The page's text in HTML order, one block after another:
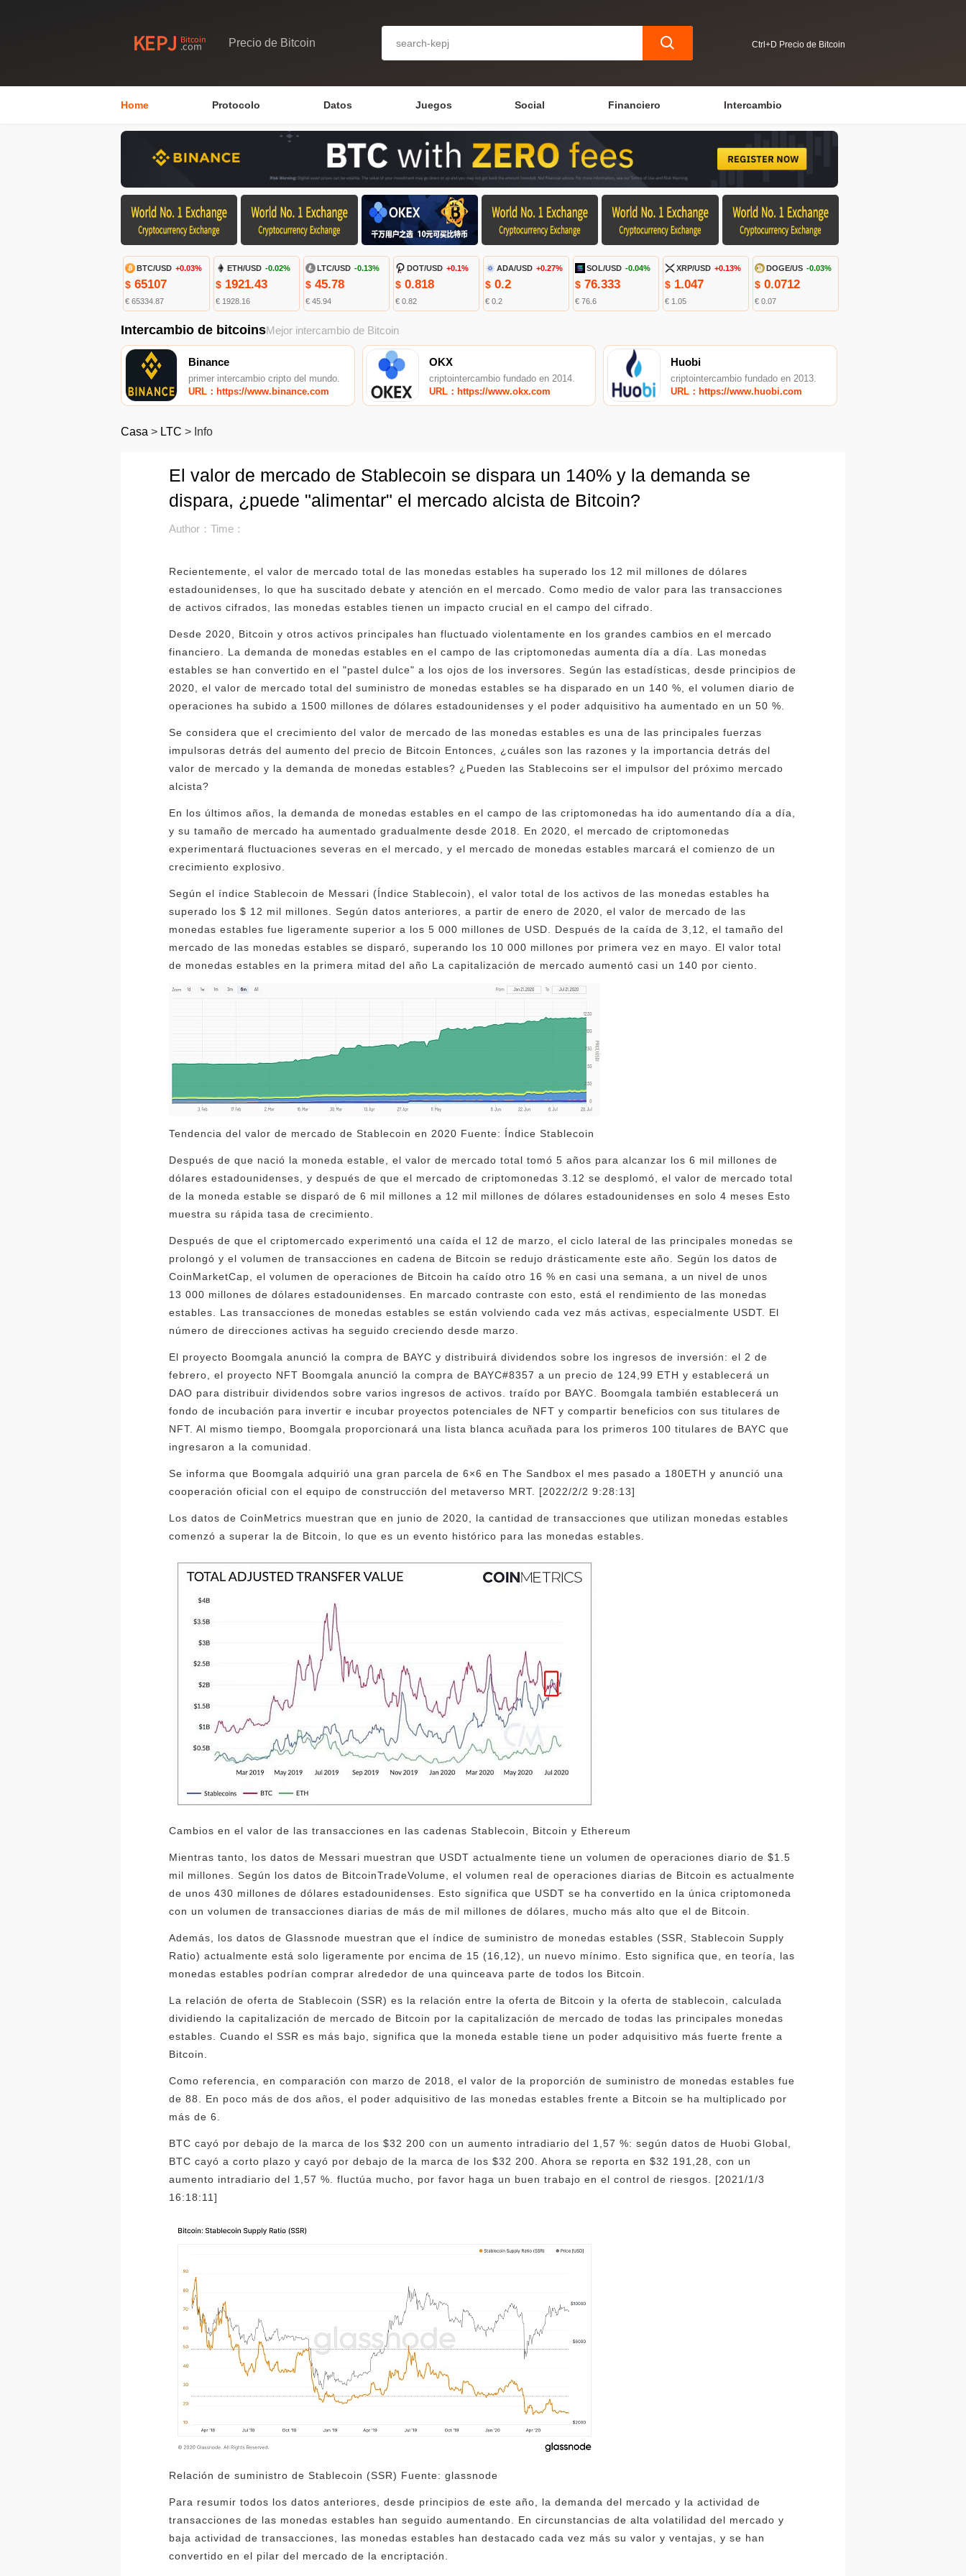
Precio de Bitcoin Ctrl+D Precio de Bitcoin
Home Protocolo Datos Juegos Social Financiero Intercambio
BTC/USD +0.03%
$ 65107
€ 65334.87
ETH/USD -0.02%
$1921.43
€ 1928.16
LTC/USD -0.13%
$45.78
€ 45.94
DOT/USD +0.1%
$0.818
€ 0.82
ADA/USD +0.27%
$0.2
€ 0.2
SOL/USD -0.04%
$ 76.333
€ 76.6
XRP/USD +0.13%
$ 1.047
€ 1.05
DOGE/US -0.03%
$ 0.0712
€ 0.07
Intercambio de bitcoinsMejor intercambio de Bitcoin
Binance
primer intercambio cripto del mundo.
URL：https://www.binance.com
OKX
criptointercambio fundado en 2014.
URL：https://www.okx.com
Huobi
criptointercambio fundado en 2013.
URL：https://www.huobi.com
Casa > LTC > Info
El valor de mercado de Stablecoin se dispara un 140% y la demanda se
dispara, ¿puede "alimentar" el mercado alcista de Bitcoin?
Author：Time：
Recientemente, el valor de mercado total de las monedas estables ha superado los 12 mil millones de dólares
estadounidenses, lo que ha suscitado debate y atención en el mercado. Como medio de valor para las transacciones
de activos cifrados, las monedas estables tienen un impacto crucial en el campo del cifrado.
Desde 2020, Bitcoin y otros activos principales han fluctuado violentamente en los grandes cambios en el mercado
financiero. La demanda de monedas estables en el campo de las criptomonedas aumenta día a día. Las monedas
estables se han convertido en el "pastel dulce" a los ojos de los inversores. Según las estadísticas, desde principios de
2020, el valor de mercado total del suministro de monedas estables se ha disparado en un 140 %, el volumen diario de
operaciones ha subido a 1500 millones de dólares estadounidenses y el poder adquisitivo ha aumentado en un 50 %.
Se considera que el crecimiento del valor de mercado de las monedas estables es una de las principales fuerzas
impulsoras detrás del aumento del precio de Bitcoin Entonces, ¿cuáles son las razones y la importancia detrás del
valor de mercado y la demanda de monedas estables? ¿Pueden las Stablecoins ser el impulsor del próximo mercado
alcista?
En los últimos años, la demanda de monedas estables en el campo de las criptomonedas ha ido aumentando día a día,
y su tamaño de mercado ha aumentado gradualmente desde 2018. En 2020, el mercado de criptomonedas
experimentará fluctuaciones severas en el mercado, y el mercado de monedas estables marcará el comienzo de un
crecimiento explosivo.
Según el índice Stablecoin de Messari (Índice Stablecoin), el valor total de los activos de las monedas estables ha
superado los $ 12 mil millones. Según datos anteriores, a partir de enero de 2020, el valor de mercado de las
monedas estables fue ligeramente superior a los 5 000 millones de USD. Después de la caída de 3,12, el tamaño del
mercado de las monedas estables se disparó, superando los 10 000 millones por primera vez en mayo. El valor total
de monedas estables en la primera mitad del año La capitalización de mercado aumentó casi un 140 por ciento.
Tendencia del valor de mercado de Stablecoin en 2020 Fuente: Índice Stablecoin
Después de que nació la moneda estable, el valor de mercado total tomó 5 años para alcanzar los 6 mil millones de
dólares estadounidenses, y después de que el mercado de criptomonedas 3.12 se desplomó, el valor de mercado total
de la moneda estable se disparó de 6 mil millones a 12 mil millones de dólares estadounidenses en solo 4 meses Esto
muestra su rápida tasa de crecimiento.
Después de que el criptomercado experimentó una caída el 12 de marzo, el ciclo lateral de las principales monedas se
prolongó y el volumen de transacciones en cadena de Bitcoin se redujo drásticamente este año. Según los datos de
CoinMarketCap, el volumen de operaciones de Bitcoin ha caído otro 16 % en casi una semana, a un nivel de unos
13 000 millones de dólares estadounidenses. En marcado contraste con esto, está el rendimiento de las monedas
estables. Las transacciones de monedas estables se están volviendo cada vez más activas, especialmente USDT. El
número de direcciones activas ha seguido creciendo desde marzo.
El proyecto Boomgala anunció la compra de BAYC y distribuirá dividendos sobre los ingresos de inversión: el 2 de
febrero, el proyecto NFT Boomgala anunció la compra de BAYC#8357 a un precio de 124,99 ETH y establecerá un
DAO para distribuir dividendos sobre varios ingresos de activos. traído por BAYC. Boomgala también establecerá un
fondo de incubación para invertir e incubar proyectos potenciales de NFT y compartir beneficios con sus titulares de
NFT. Al mismo tiempo, Boomgala proporcionará una lista blanca acuñada para los primeros 100 titulares de BAYC que
ingresaron a la comunidad.
Se informa que Boomgala adquirió una gran parcela de 6×6 en The Sandbox el mes pasado a 180ETH y anunció una
cooperación oficial con el equipo de construcción del metaverso MRT. [2022/2/2 9:28:13]
Los datos de CoinMetrics muestran que en junio de 2020, la cantidad de transacciones que utilizan monedas estables
comenzó a superar la de Bitcoin, lo que es un evento histórico para las monedas estables.
Cambios en el valor de las transacciones en las cadenas Stablecoin, Bitcoin y Ethereum
Mientras tanto, los datos de Messari muestran que USDT actualmente tiene un volumen de operaciones diario de $1.5
mil millones. Según los datos de BitcoinTradeVolume, el volumen real de operaciones diarias de Bitcoin es actualmente
de unos 430 millones de dólares estadounidenses. Esto significa que USDT se ha convertido en la única criptomoneda
con un volumen de transacciones diarias de más de mil millones de dólares, mucho más alto que el de Bitcoin.
Además, los datos de Glassnode muestran que el índice de suministro de monedas estables (SSR, Stablecoin Supply
Ratio) actualmente está solo ligeramente por encima de 15 (16,12), un nuevo mínimo. Esto significa que, en teoría, las
monedas estables podrían comprar alrededor de una quinceava parte de todos los Bitcoin.
La relación de oferta de Stablecoin (SSR) es la relación entre la oferta de Bitcoin y la oferta de stablecoin, calculada
dividiendo la capitalización de mercado de Bitcoin por la capitalización de mercado de todas las principales monedas
estables. Cuando el SSR es más bajo, significa que la moneda estable tiene un poder adquisitivo más fuerte frente a
Bitcoin.
Como referencia, en comparación con marzo de 2018, el valor de la proporción de suministro de monedas estables fue
de 88. En poco más de dos años, el poder adquisitivo de las monedas estables frente a Bitcoin se ha multiplicado por
más de 6.
BTC cayó por debajo de la marca de los $32 200 con un aumento intradiario del 1,57 %: según datos de Huobi Global,
BTC cayó a corto plazo y cayó por debajo de la marca de los $32 200. Ahora se reporta en $32 191,28, con un
aumento intradiario del 1,57 %. fluctúa mucho, por favor haga un buen trabajo en el control de riesgos. [2021/1/3
16:18:11]
Relación de suministro de Stablecoin (SSR) Fuente: glassnode
Para resumir todos los datos anteriores, desde principios de este año, la demanda del mercado y la actividad de
transacciones de las monedas estables han seguido aumentando. En circunstancias de alta volatilidad del mercado y
baja actividad de transacciones, las monedas estables han destacado cada vez más su valor y ventajas, y se han
convertido en el pilar del mercado de la encriptación.